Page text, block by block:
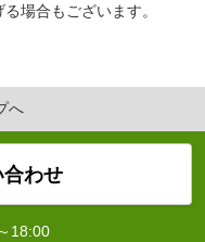
場合もございます。
へ
わせ
18:00